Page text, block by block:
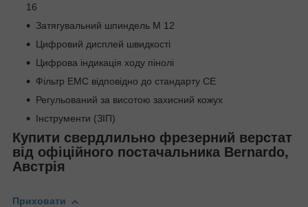
16
Затягувальний шпиндель M 12
Цифровий дисплей швидкості
Цифрова індикація ходу пінолі
Фільтр ЕМС відповідно до стандарту CE
Регульований за висотою захисний кожух
Інструменти (ЗІП)
Купити свердлильно фрезерний верстат
від офіційного постачальника Bernardo,
Австрія
Приховати